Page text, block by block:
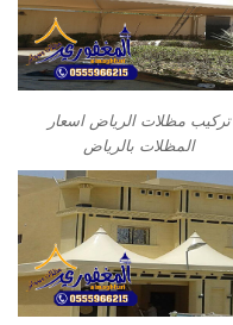
تركيب مظلات الرياض اسعار
المظلات بالرياض